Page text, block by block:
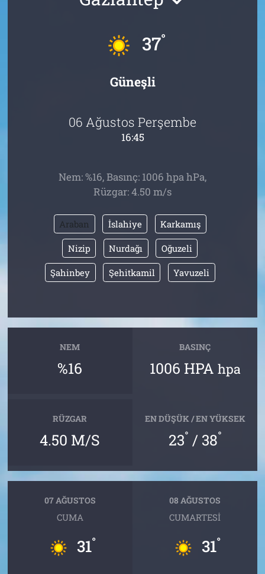
37°
Güneşli
06 Ağustos Perşembe
16:45
Nem: %16, Basınç: 1006 hpa hPa,
Rüzgar: 4.50 m/s
Araban İslahiye Karkamış
Nizip Nurdağı Oğuzeli
Şahinbey Şehitkamil Yavuzeli
NEM
%16
BASINÇ
1006 HPA hpa
RÜZGAR
4.50 M/S
EN DÜŞÜK / EN YÜKSEK
23° / 38°
07 AĞUSTOS
CUMA
31°
08 AĞUSTOS
CUMARTESI
31°